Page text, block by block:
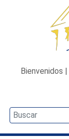
Bienvenidos |